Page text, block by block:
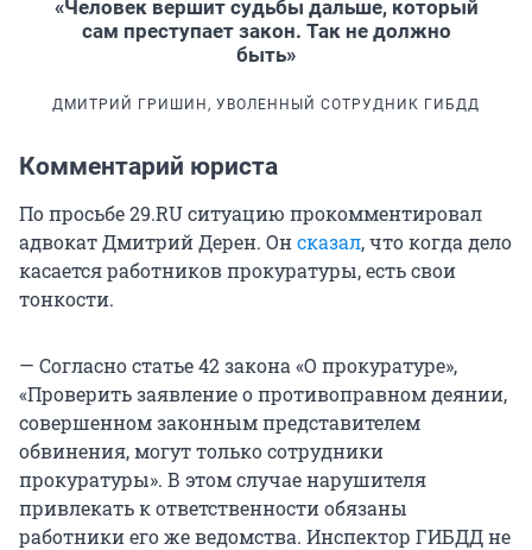
«Человек вершит судьбы дальше, который
сам преступает закон. Так не должно
быть»
ДМИТРИЙ ГРИШИН, УВОЛЕННЫЙ СОТРУДНИК ГИБДД
Комментарий юриста
По просьбе 29.RU ситуацию прокомментировал
адвокат Дмитрий Дерен. Онсказал, что когда дело
касается работников прокуратуры, есть свои
тонкости.
— Согласно статье 42 закона «О прокуратуре»,
«Проверить заявление о противоправном деянии,
совершенном законным представителем
обвинения, могут только сотрудники
прокуратуры». В этом случае нарушителя
привлекать к ответственности обязаны
работники его же ведомства. Инспектор ГИБДД не